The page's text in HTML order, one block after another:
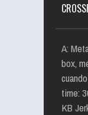
A:
box,
time:
KB